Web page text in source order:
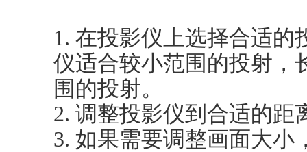
1. 在投影仪上选择合适的
仪适合较小范围的投射，
围的投射。
2. 调整投影仪到合适的距
3. 如果需要调整画面大小